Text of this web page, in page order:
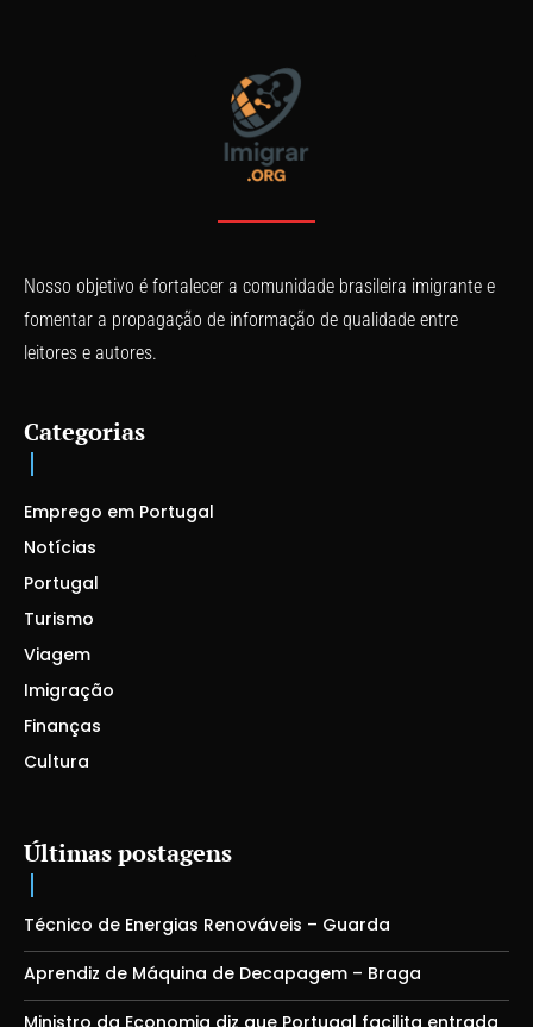
Nosso objetivo é fortalecer a comunidade brasileira imigrante e
fomentar a propagação de informação de qualidade entre
leitores e autores.
Categorias
Emprego em Portugal
Notícias
Portugal
Turismo
Viagem
Imigração
Finanças
Cultura
Últimas postagens
Técnico de Energias Renováveis – Guarda
Aprendiz de Máquina de Decapagem – Braga